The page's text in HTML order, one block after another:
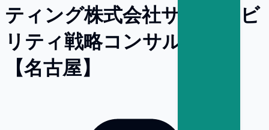
ティング株式会社サステナビ
リティ戦略コンサルタント
【名古屋】